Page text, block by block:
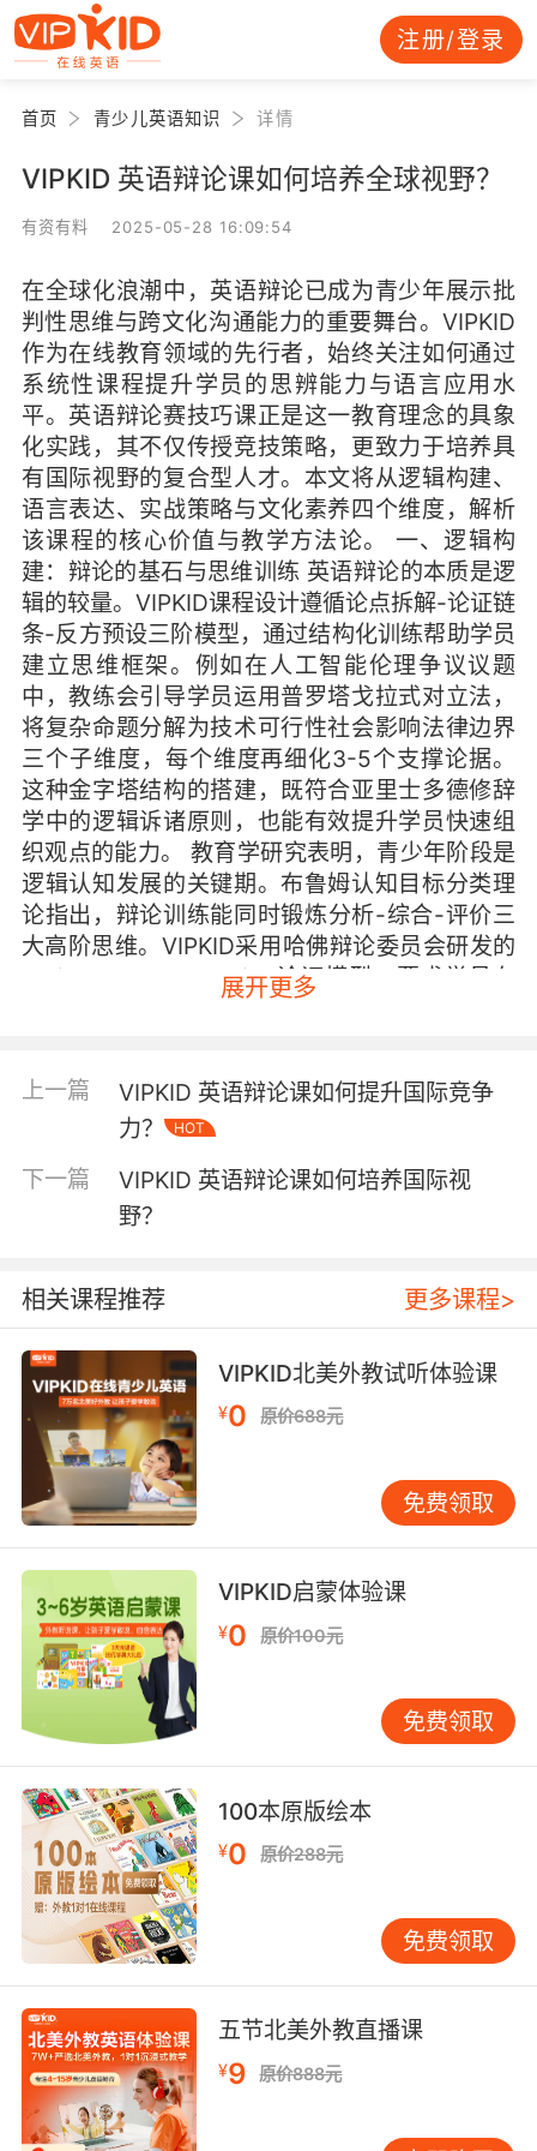
注册/登录
首页 青少儿英语知识 详情
VIPKID 英语辩论课如何培养全球视野？
有资有料 2025-05-28 16:09:54
在全球化浪潮中，英语辩论已成为青少年展示批
判性思维与跨文化沟通能力的重要舞台。VIPKID
作为在线教育领域的先行者，始终关注如何通过
系统性课程提升学员的思辨能力与语言应用水
平。英语辩论赛技巧课正是这一教育理念的具象
化实践，其不仅传授竞技策略，更致力于培养具
有国际视野的复合型人才。本文将从逻辑构建、
语言表达、实战策略与文化素养四个维度，解析
该课程的核心价值与教学方法论。 一、逻辑构
建：辩论的基石与思维训练 英语辩论的本质是逻
辑的较量。VIPKID课程设计遵循论点拆解-论证链
条-反方预设三阶模型，通过结构化训练帮助学员
建立思维框架。例如在人工智能伦理争议议题
中，教练会引导学员运用普罗塔戈拉式对立法，
将复杂命题分解为技术可行性社会影响法律边界
三个子维度，每个维度再细化3-5个支撑论据。
这种金字塔结构的搭建，既符合亚里士多德修辞
学中的逻辑诉诸原则，也能有效提升学员快速组
织观点的能力。 教育学研究表明，青少年阶段是
逻辑认知发展的关键期。布鲁姆认知目标分类理
论指出，辩论训练能同时锻炼分析-综合-评价三
大高阶思维。VIPKID采用哈佛辩论委员会研发的
Claim-Warrant-Backing论证模型，要求学员在
提出主张后，必须提供双重支撑：既有事实数据
带。如讨论社交媒体隐私权时，学员需先界定隐
私的法律定义，再援引欧盟GDPR条例的具体条
款，最后通过类比医疗数据保护案例强化说服
力。这种训练模式使抽象逻辑转化为可操作的论
证工具。 二、语言表达：精准与艺术的平衡术 辩
论场上的语言魅力源于精准性与感染力的交融。
场分析法，帮助学员掌握不同语境下的措辞策
略。例如在气候变化责任辩论中，教练会对比
obligation（法律义务）与moral duty（道德责
任）的微妙差异，指导学员根据立场选择更具杀
伤力的表述。神经语言学研究显示，精准用词能
激活对手大脑的韦尼克区，显著提升说服效果。
修辞技巧的运用则赋予辩论艺术性。亚里士多德
提出的logos-ethos-pathos三元架构，在VIPKID
感诉求为例，课程引入斯坦福大学的情感共鸣实
验成果，教授学员通过三部曲构建情感纽带：先
用个人故事引发共情，继而用排比句式增强语
势，最后用设问句触发听众反思。在在线教育有
效性辩论中，学员可能这样开场：三年前，我也
是屏幕那端的迷茫少年，直到遇见改变命运的
的鲜活性效应，又巧妙植入品牌价值。 三、实战
策略：心理博弈与团队智慧 高水准辩论是心理战
与信息战的复合体。VIPKID借鉴卡尼曼双系统思
维理论，设计压力情景模拟训练，通过限时攻
防、突发问题应对等环节，培养学员的临场决策
能力。当遇到对方突然更换定义标准的常见困境
clarification要求明确术语，其次用analogy test
检验逻辑自洽性，最后用counter-framework重
建论证体系。这种策略既符合逻辑学中的同一律
要求，又能瓦解对手的战术突袭。 团队协作则是
现代辩论的重要特征。VIPKID采用角色轮转制培
展开更多
上一篇
VIPKID 英语辩论课如何提升国际竞争
力？
HOT
下一篇
VIPKID 英语辩论课如何培养国际视
野？
相关课程推荐 更多课程>
VIPKID北美外教试听体验课
¥0 原价688元
免费领取
VIPKID启蒙体验课
¥0 原价100元
免费领取
100本原版绘本
¥0 原价288元
免费领取
五节北美外教直播课
¥9 原价888元